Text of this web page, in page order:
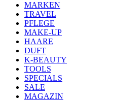
MARKEN
TRAVEL
PFLEGE
MAKE-UP
HAARE
DUFT
K-BEAUTY
TOOLS
SPECIALS
SALE
MAGAZIN